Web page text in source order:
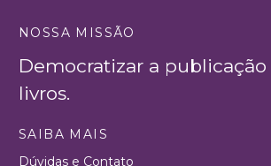
NOSSA MISSÃO
Democratizar a
livros.
SAIBA MAIS
Dúvidas e Contato